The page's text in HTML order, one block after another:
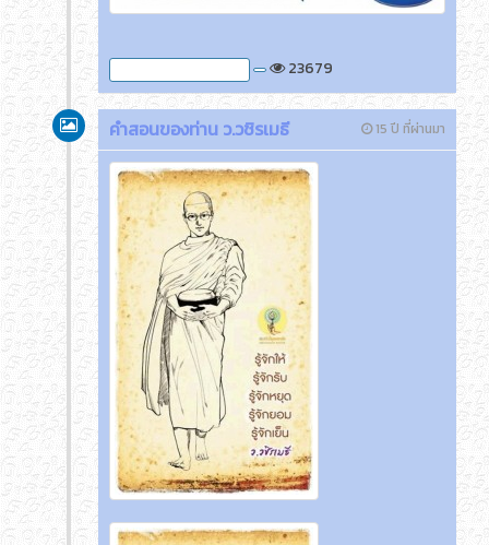
23679
15 ปี ที่ผ่านมา
คำสอนของท่าน ว.วชิรเมธี